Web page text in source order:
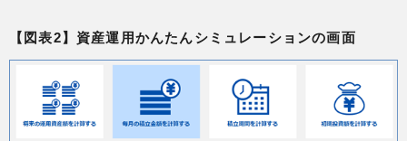
【図表2】資産運用かんたんシミュレーションの画面